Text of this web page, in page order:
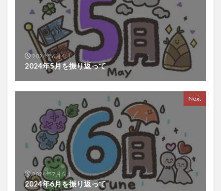
2024年6月4日
2024年5月を振り返って
Next
2024年7月6日
2024年6月を振り返って